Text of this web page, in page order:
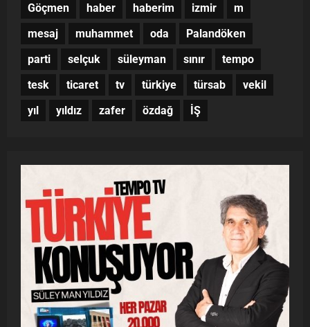
Göçmen
haber haberim izmir
m
mesaj
muhammet oda
Palandöken
parti
selçuk süleyman sınır
tempo
tesk
ticaret tv türkiye türsab
vekil
yıl
yıldız zafer özdağ İŞ